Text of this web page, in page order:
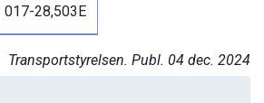
017-28,503E
Transportstyrelsen. Publ. 04 dec. 2024